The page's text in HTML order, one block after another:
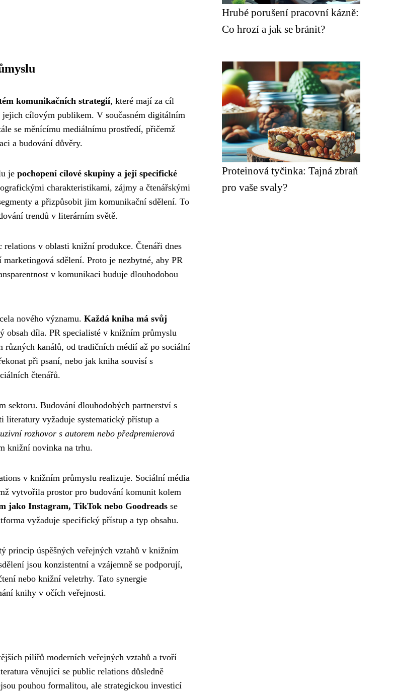
komunikačních strategií, které mají za cíl
cílovým publikem. V současném digitálním
se měnícímu mediálnímu prostředí, přičemž
a budování důvěry.
je pochopení cílové skupiny a její specifické
charakteristikami, zájmy a čtenářskými
a přizpůsobit jim komunikační sdělení. To
trendů v literárním světě.
v oblasti knižní produkce. Čtenáři dnes
sdělení. Proto je nezbytné, aby PR
v komunikaci buduje dlouhodobou
nového významu. Každá kniha má svůj
obsah díla. PR specialisté v knižním průmyslu
kanálů, od tradičních médií až po sociální
při psaní, nebo jak kniha souvisí s
čtenářů.
sektoru. Budování dlouhodobých partnerství s
vyžaduje systematický přístup a
rozhovor s autorem nebo předpremierová
knižní novinka na trhu.
v knižním průmyslu realizuje. Sociální média
vytvořila prostor pro budování komunit kolem
jako Instagram, TikTok nebo Goodreads se
vyžaduje specifický přístup a typ obsahu.
princip úspěšných veřejných vztahů v knižním
jsou konzistentní a vzájemně se podporují,
nebo knižní veletrhy. Tato synergie
knihy v očích veřejnosti.
pilířů moderních veřejných vztahů a tvoří
věnující se public relations důsledně
pouhou formalitou, ale strategickou investicí
Hrubé porušení pracovní kázně:
Co hrozí a jak se bránit?
Proteinová tyčinka: Tajná zbraň
pro vaše svaly?